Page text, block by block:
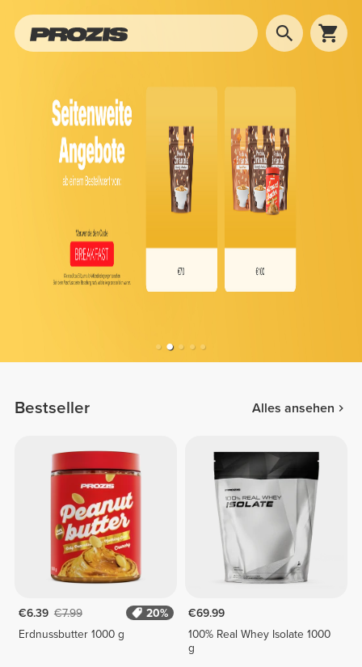
Bestseller Alles ansehen
€6.39 €7.99
20%
Erdnussbutter 1000 g
€69.99
100% Real Whey Isolate 1000
g